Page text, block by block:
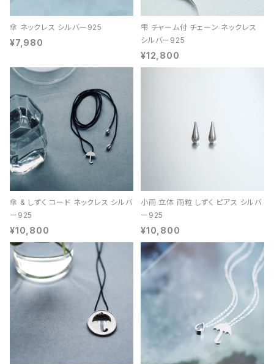
傘 ネックレス シルバー925
¥7,980
雫 チャーム付 チェーン ネックレス
シルバー925
¥12,800
傘 & しずく コード ネックレス シルバ
ー925
¥10,800
小雨 立体 雨粒 しずく ピアス シルバ
ー925
¥10,800